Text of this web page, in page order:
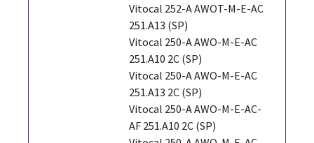
Vitocal 252-A AWOT-M-E-AC
251.A13 (SP)
Vitocal 250-A AWO-M-E-AC
251.A10 2C (SP)
Vitocal 250-A AWO-M-E-AC
251.A13 2C (SP)
Vitocal 250-A AWO-M-E-AC-
AF 251.A10 2C (SP)